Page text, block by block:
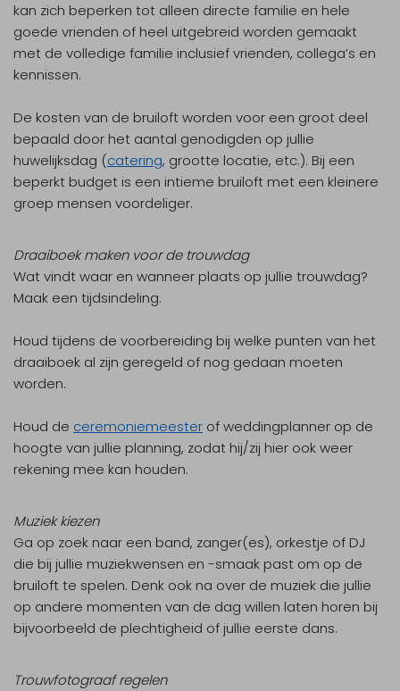
kan zich beperken tot alleen directe familie en hele
goede vrienden of heel uitgebreid worden gemaakt
met de volledige familie inclusief vrienden, collega’s en
kennissen.
De kosten van de bruiloft worden voor een groot deel
bepaald door het aantal genodigden op jullie
huwelijksdag (catering, grootte locatie, etc.). Bij een
beperkt budget is een intieme bruiloft met een kleinere
groep mensen voordeliger.
Draaiboek maken voor de trouwdag
Wat vindt waar en wanneer plaats op jullie trouwdag?
Maak een tijdsindeling.
Houd tijdens de voorbereiding bij welke punten van het
draaiboek al zijn geregeld of nog gedaan moeten
worden.
Houd de ceremoniemeester of weddingplanner op de
hoogte van jullie planning, zodat hij/zij hier ook weer
rekening mee kan houden.
Muziek kiezen
Ga op zoek naar een band, zanger(es), orkestje of DJ
die bij jullie muziekwensen en -smaak past om op de
bruiloft te spelen. Denk ook na over de muziek die jullie
op andere momenten van de dag willen laten horen bij
bijvoorbeeld de plechtigheid of jullie eerste dans.
Trouwfotograaf regelen